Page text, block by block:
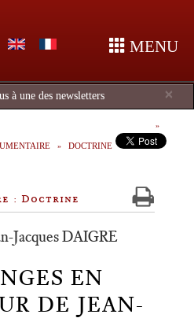
MENU
×
à une des newsletters
DOCTRINE
: Doctrine
Jacques DAIGRE
EN
DE JEAN-